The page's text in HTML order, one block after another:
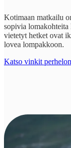
Kotimaan matkailu
sopivia
vietetyt hetket ovat
lovea lompakkoon.
Katso vinkit